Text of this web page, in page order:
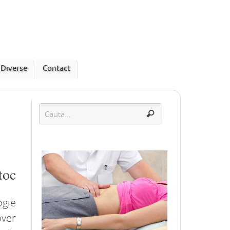
Diverse Contact
Ce trebuie sa stii daca racesti pe
parcursul sarcinii
Mai mult
Candidoza – tot ce trebuie sa stii